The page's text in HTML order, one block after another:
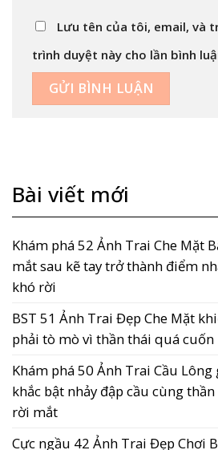
Bài viết mới
Khám phá 52 Ảnh Trai Che Mặt
mắt sau kẽ tay trở thành điểm
khó rời
BST 51 Ảnh Trai Đẹp Che Mặt
phải tò mò vì thần thái quá
Khám phá 50 Ảnh Trai Cầu
khắc bật nhảy đập cầu cùng
rời mắt
Cực ngầu 42 Ảnh Trai Đẹp Chơi
Lưu tên của tôi, email, và
trình duyệt này cho lần bình